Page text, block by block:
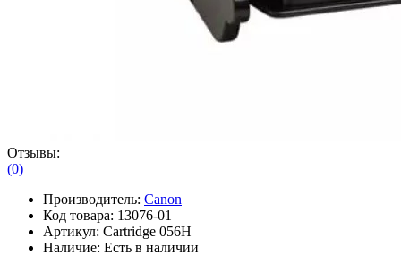
Отзывы:
(0)
Производитель: Canon
Код товара: 13076-01
Артикул: Cartridge 056H
Наличие: Есть в наличии